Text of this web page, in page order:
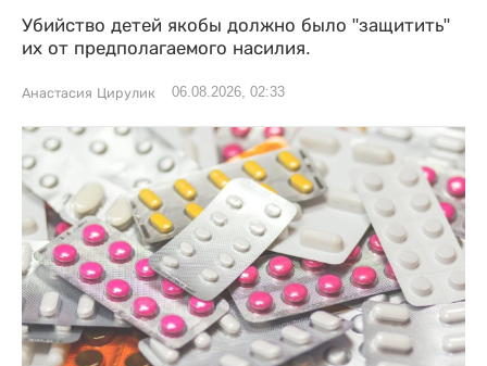
Убийство детей якобы должно было "защитить"
их от предполагаемого насилия.
Анастасия Цирулик 06.08.2026, 02:33